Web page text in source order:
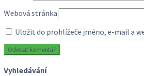
Webová stránka
Uložit do prohlížeče jméno, e-mail a
Vyhledávání